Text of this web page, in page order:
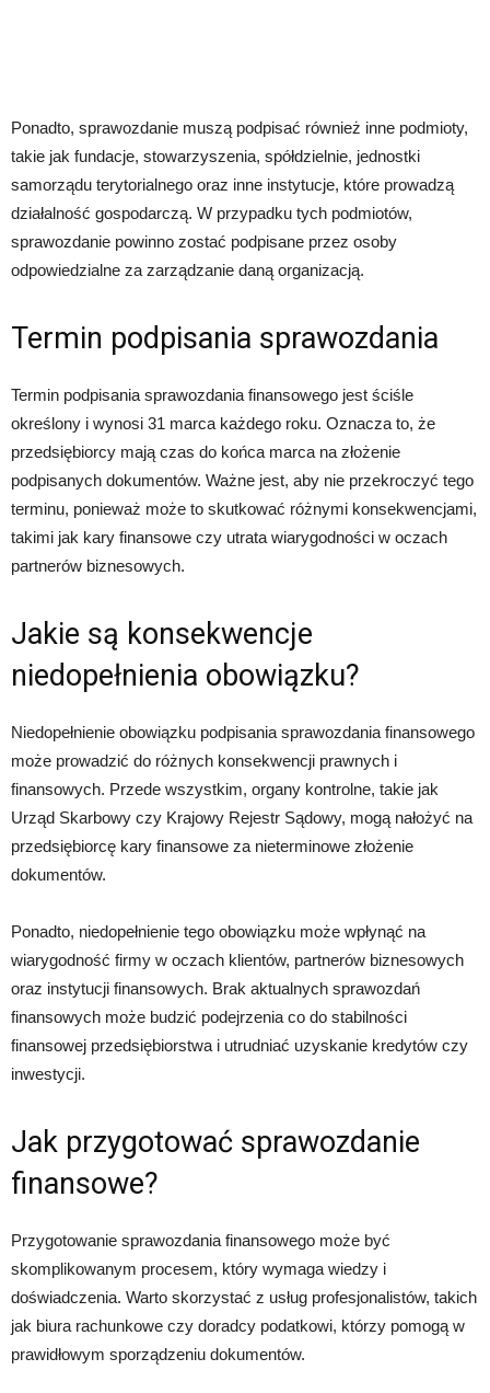
Ponadto, sprawozdanie muszą podpisać również inne podmioty,
takie jak fundacje, stowarzyszenia, spółdzielnie, jednostki
samorządu terytorialnego oraz inne instytucje, które prowadzą
działalność gospodarczą. W przypadku tych podmiotów,
sprawozdanie powinno zostać podpisane przez osoby
odpowiedzialne za zarządzanie daną organizacją.
Termin podpisania sprawozdania
Termin podpisania sprawozdania finansowego jest ściśle
określony i wynosi 31 marca każdego roku. Oznacza to, że
przedsiębiorcy mają czas do końca marca na złożenie
podpisanych dokumentów. Ważne jest, aby nie przekroczyć tego
terminu, ponieważ może to skutkować różnymi konsekwencjami,
takimi jak kary finansowe czy utrata wiarygodności w oczach
partnerów biznesowych.
Jakie są konsekwencje
niedopełnienia obowiązku?
Niedopełnienie obowiązku podpisania sprawozdania finansowego
może prowadzić do różnych konsekwencji prawnych i
finansowych. Przede wszystkim, organy kontrolne, takie jak
Urząd Skarbowy czy Krajowy Rejestr Sądowy, mogą nałożyć na
przedsiębiorcę kary finansowe za nieterminowe złożenie
dokumentów.
Ponadto, niedopełnienie tego obowiązku może wpłynąć na
wiarygodność firmy w oczach klientów, partnerów biznesowych
oraz instytucji finansowych. Brak aktualnych sprawozdań
finansowych może budzić podejrzenia co do stabilności
finansowej przedsiębiorstwa i utrudniać uzyskanie kredytów czy
inwestycji.
Jak przygotować sprawozdanie
finansowe?
Przygotowanie sprawozdania finansowego może być
skomplikowanym procesem, który wymaga wiedzy i
doświadczenia. Warto skorzystać z usług profesjonalistów, takich
jak biura rachunkowe czy doradcy podatkowi, którzy pomogą w
prawidłowym sporządzeniu dokumentów.